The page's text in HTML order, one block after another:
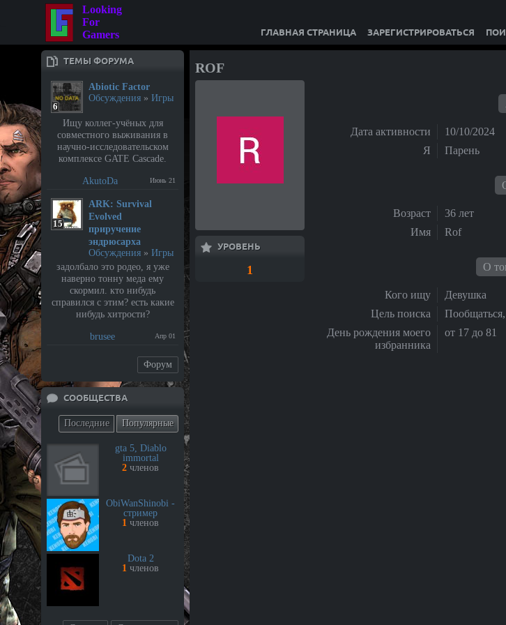
Looking
For
Gamers
ГЛАВНАЯ СТРАНИЦА ЗАРЕГИСТРИРОВАТЬСЯ
ТЕМЫ ФОРУМА
6
Abiotic Factor
Обсуждения » Игры
Ищу коллег-учёных для
совместного выживания в
научно-исследовательском
комплексе GATE Cascade.
AkutoDa Июнь 21
15
⁣ARK: Survival
Evolved
приручение
эндрюсарха
Обсуждения » Игры
задолбало это родео, я уже
наверно тонну меда ему
скормил. кто нибудь
справился с этим? есть какие
нибудь хитрости?
brusee Апр 01
Форум
СООБЩЕСТВА
Последние Популярные
gta 5, Diablo
immortal
2 членов
ObiWanShinobi -
стример
1 членов
Dota 2
1 членов
ROF
УРОВЕНЬ
1
Дата активности
10/10/2024
Я
Парень
Возраст
36 лет
Имя
Rof
О
Кого ищу
Девушка
Цель поиска
День рождения моего
избранника
от 17 до 81